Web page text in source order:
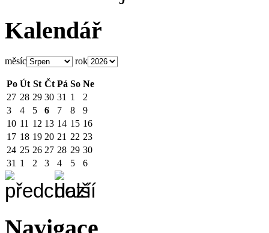
Kalendář
měsíc rok
Po Út St Čt Pá So Ne
27 28 29 30 31 1
2
3
4 5 6 7 8
9
10 11 12 13 14 15 16
17 18 19 20 21 22 23
24 25 26 27 28 29 30
31 1 2 3 4 5 6